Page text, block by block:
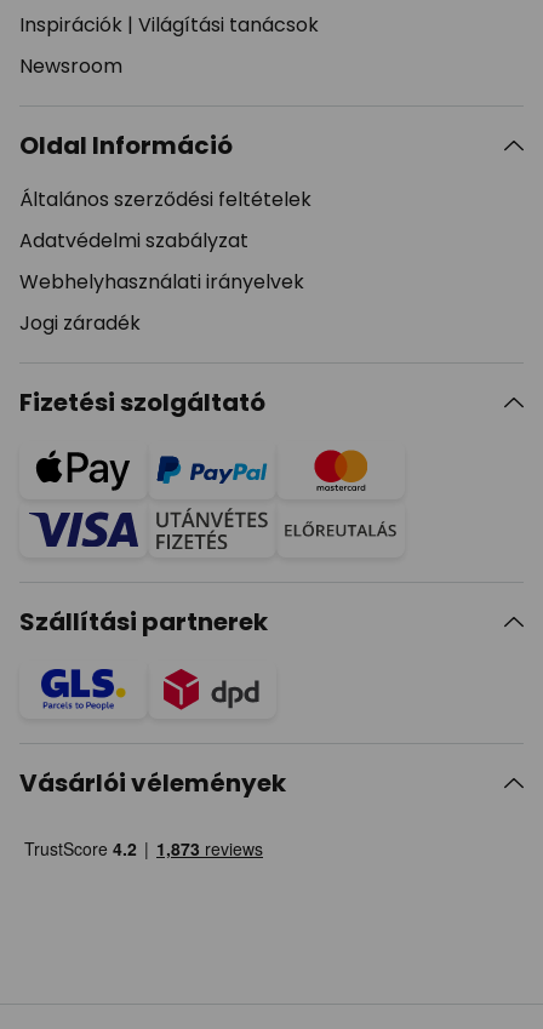
Inspirációk | Világítási tanácsok
Newsroom
Oldal Információ
Általános szerződési feltételek
Adatvédelmi szabályzat
Webhelyhasználati irányelvek
Jogi záradék
Fizetési szolgáltató
Szállítási partnerek
Vásárlói vélemények